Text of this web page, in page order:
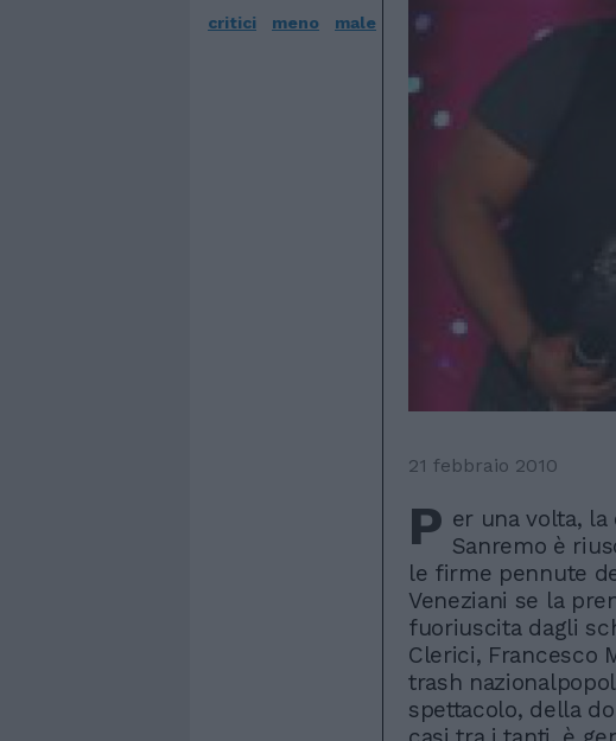
critici
meno male
21 febbraio 2010
P er una volta,
Sanremo è
le firme pennute
Veneziani se la
fuoriuscita dagli
Clerici, Francesco
trash
spettacolo, della